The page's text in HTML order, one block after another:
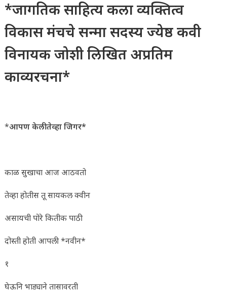
*जागतिक साहित्य कला व्यक्तित्व
विकास मंचचे सन्मा सदस्य ज्येष्ठ कवी
विनायक जोशी लिखित अप्रतिम
काव्यरचना*
*आपण केली तेव्हा जिगर*
काळ सुखाचा आज आठवतो
तेव्हा होतीस तू सायकल क्वीन
असायची पोरे कितीक पाठी
दोस्ती होती आपली *नवीन*
१
घेऊनि भाड्याने तासावरती